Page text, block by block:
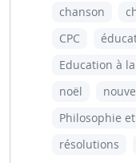
chanson
CPC
Education à
noël
Philosophie
résolutions